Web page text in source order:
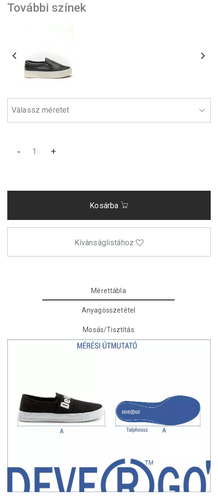
További színek
- +
Kosárba
Kívánságlistához
Mérettábla
Anyagösszetétel
Mosás/Tisztítás